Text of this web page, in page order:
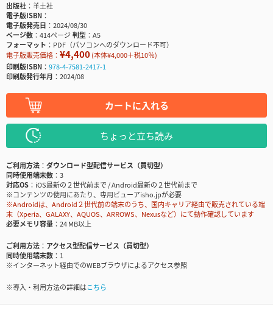
出版社
羊土社
電子版ISBN
電子版発売日
2024/08/30
ページ数
414ページ判型
A5
フォーマット
PDF（パソコンへのダウンロード不可）
電子版販売価格： ¥4,400(本体¥4,000＋税10％)
印刷版ISBN
978-4-7581-2417-1
印刷版発行年月
2024/08
カートに入れる
ちょっと立ち読み
ご利用方法
ダウンロード型配信サービス（買切型）
同時使用端末数
3
対応OS
iOS最新の２世代前まで / Android最新の２世代前まで
※コンテンツの使用にあたり、専用ビューアisho.jpが必要
※Androidは、Android２世代前の端末のうち、国内キャリア経由で販売されている端
末（Xperia、GALAXY、AQUOS、ARROWS、Nexusなど）にて動作確認しています
必要メモリ容量
24 MB以上
ご利用方法
アクセス型配信サービス（買切型）
同時使用端末数
1
※インターネット経由でのWEBブラウザによるアクセス参照
※導入・利用方法の詳細はこちら